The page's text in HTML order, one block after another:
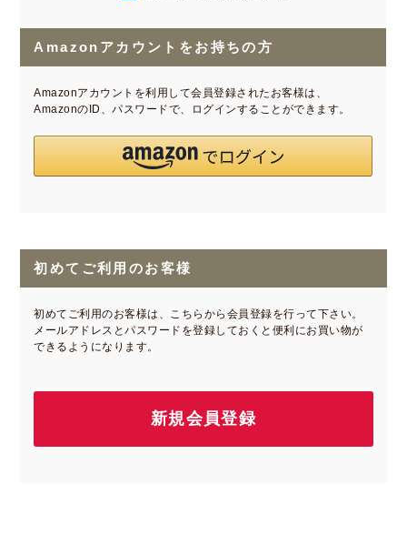
Amazonアカウントをお持ちの方
Amazonアカウントを利用して会員登録されたお客様は、
AmazonのID、パスワードで、ログインすることができます。
初めてご利用のお客様
初めてご利用のお客様は、こちらから会員登録を行って下さい。
メールアドレスとパスワードを登録しておくと便利にお買い物が
できるようになります。